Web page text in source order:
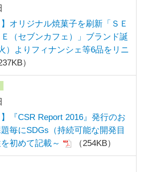
】オリジナル焼菓子を刷新「ＳＥ
（セブンカフェ）」ブランド誕
）よりフィナンシェ等6品をリニ
）
】『CSR Report 2016』発行のお
毎にSDGs（持続可能な開発目
初めて記載～
（254KB）